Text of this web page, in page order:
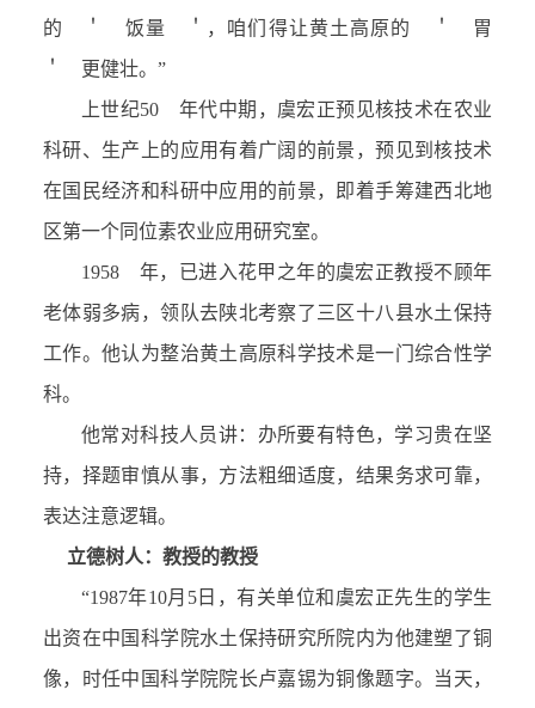
的 ＇ 饭量 ＇，咱们得让黄土高原的 ＇ 胃
＇ 更健壮。”
上世纪50 年代中期，虞宏正预见核技术在农业
科研、生产上的应用有着广阔的前景，预见到核技术
在国民经济和科研中应用的前景，即着手筹建西北地
区第一个同位素农业应用研究室。
1958 年，已进入花甲之年的虞宏正教授不顾年
老体弱多病，领队去陕北考察了三区十八县水土保持
工作。他认为整治黄土高原科学技术是一门综合性学
科。
他常对科技人员讲：办所要有特色，学习贵在坚
持，择题审慎从事，方法粗细适度，结果务求可靠，
表达注意逻辑。
立德树人：教授的教授
“1987年10月5日，有关单位和虞宏正先生的学生
出资在中国科学院水土保持研究所院内为他建塑了铜
像，时任中国科学院院长卢嘉锡为铜像题字。当天，